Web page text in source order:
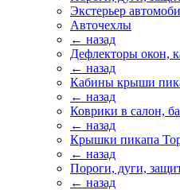
Экстерьер
Авточехлы
← назад
Дефлекторы окон,
← назад
Кабины крыши
← назад
Коврики в салон,
← назад
Крышки пикапа
← назад
Пороги, дуги,
← назад